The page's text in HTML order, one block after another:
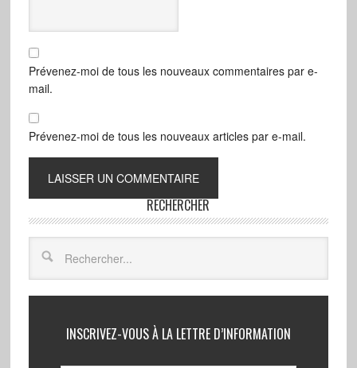
Prévenez-moi de tous les nouveaux commentaires par e-
mail.
Prévenez-moi de tous les nouveaux articles par e-mail.
RECHERCHER
INSCRIVEZ-VOUS À LA LETTRE D’INFORMATION